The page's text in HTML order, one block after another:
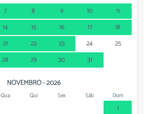
7 8 9 10
11
14 15 16 17
18
21 22 23 24
25
28 29 30 31
NOVEMBRO - 2026
Qua Qui Sex Sáb Dom
1